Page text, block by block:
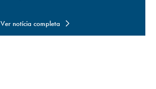
Ver notícia completa